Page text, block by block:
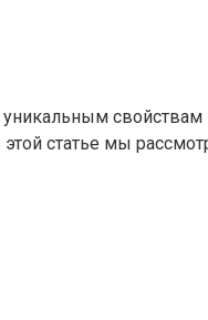
свойствам
статье мы